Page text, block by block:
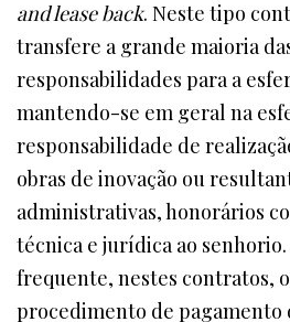
and lease back. Neste tipo
transfere a grande maioria
responsabilidades para a
mantendo-se em geral na
responsabilidade de
obras de inovação ou
administrativas, honorários
técnica e jurídica ao
frequente, nestes contratos,
procedimento de pagamento